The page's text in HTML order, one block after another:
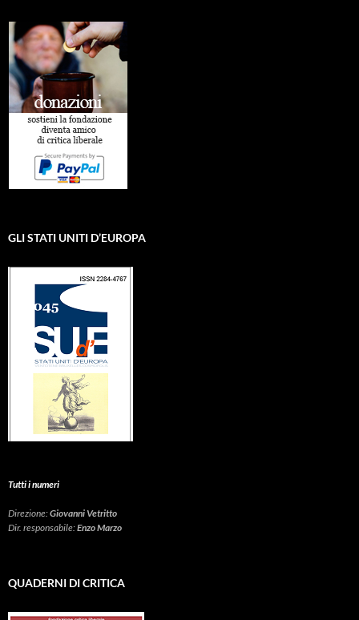
GLI STATI UNITI D’EUROPA
Tutti i numeri
Direzione:Giovanni Vetritto
Dir. responsabile:Enzo Marzo
QUADERNI DI CRITICA